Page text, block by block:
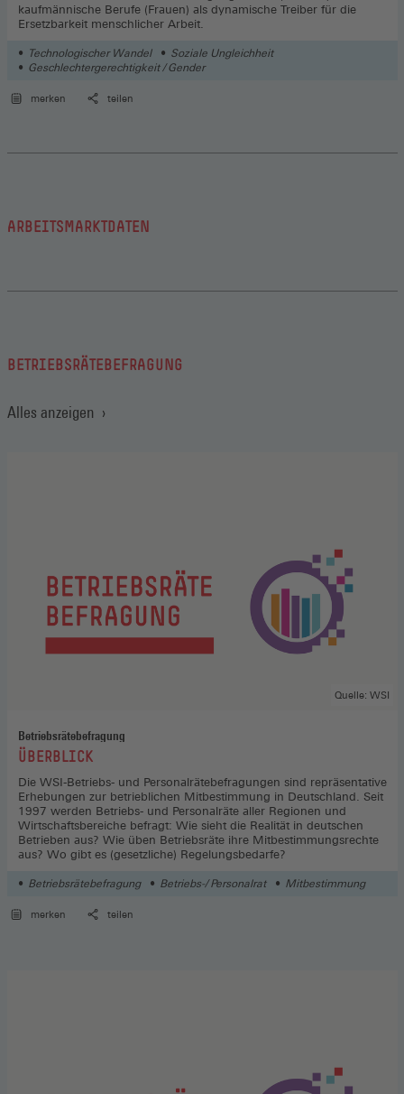
kaufmännische Berufe (Frauen) als dynamische Treiber für die
Ersetzbarkeit menschlicher Arbeit.
Technologischer Wandel
Soziale Ungleichheit
Geschlechtergerechtigkeit / Gender
merken teilen
ARBEITSMARKTDATEN
BETRIEBSRÄTEBEFRAGUNG
Alles anzeigen
Betriebsrätebefragung
:ÜBERBLICK
Die WSI-Betriebs- und Personalrätebefragungen sind repräsentative
Erhebungen zur betrieblichen Mitbestimmung in Deutschland. Seit
1997 werden Betriebs- und Personalräte aller Regionen und
Wirtschaftsbereiche befragt: Wie sieht die Realität in deutschen
Betrieben aus? Wie üben Betriebsräte ihre Mitbestimmungsrechte
aus? Wo gibt es (gesetzliche) Regelungsbedarfe?
Quelle: WSI
Betriebsrätebefragung Betriebs-/ Personalrat Mitbestimmung
merken teilen